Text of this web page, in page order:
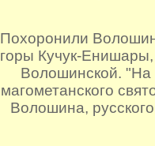
Похоронили
горы Кучук-
Волошинской. "На
магометанского
Волошина,